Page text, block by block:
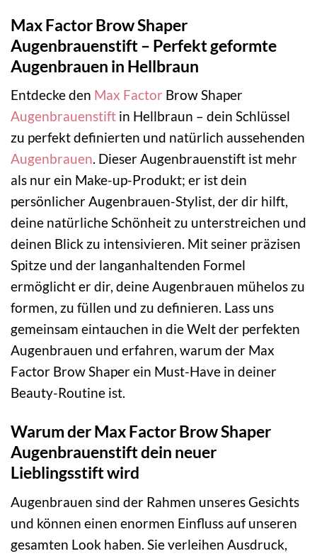
Max Factor Brow Shaper
Augenbrauenstift – Perfekt geformte
Augenbrauen in Hellbraun
Entdecke den Max Factor Brow Shaper
Augenbrauenstift in Hellbraun – dein Schlüssel
zu perfekt definierten und natürlich aussehenden
Augenbrauen. Dieser Augenbrauenstift ist mehr
als nur ein Make-up-Produkt; er ist dein
persönlicher Augenbrauen-Stylist, der dir hilft,
deine natürliche Schönheit zu unterstreichen und
deinen Blick zu intensivieren. Mit seiner präzisen
Spitze und der langanhaltenden Formel
ermöglicht er dir, deine Augenbrauen mühelos zu
formen, zu füllen und zu definieren. Lass uns
gemeinsam eintauchen in die Welt der perfekten
Augenbrauen und erfahren, warum der Max
Factor Brow Shaper ein Must-Have in deiner
Beauty-Routine ist.
Warum der Max Factor Brow Shaper
Augenbrauenstift dein neuer
Lieblingsstift wird
Augenbrauen sind der Rahmen unseres Gesichts
und können einen enormen Einfluss auf unseren
gesamten Look haben. Sie verleihen Ausdruck,